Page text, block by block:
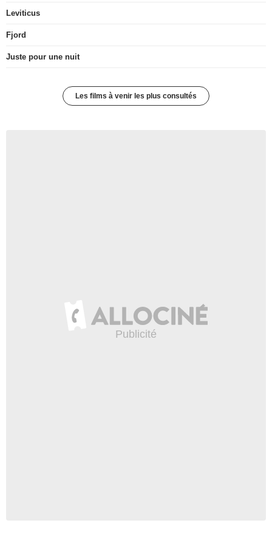
Leviticus
Fjord
Juste pour une nuit
Les films à venir les plus consultés